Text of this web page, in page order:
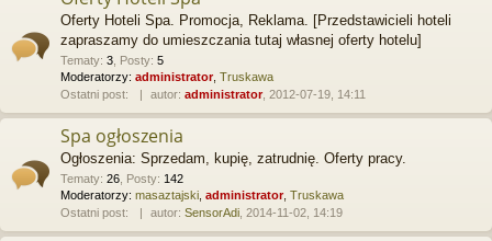
Oferty Hoteli Spa. Promocja, Reklama. [Przedstawicieli hoteli
zapraszamy do umieszczania tutaj własnej oferty hotelu]
Tematy: 3 Posty: 5
Moderatorzy: administrator, Truskawa
Ostatni post:
autor: administrator, 2012-07-19, 14:11
Spa ogłoszenia
Ogłoszenia: Sprzedam, kupię, zatrudnię. Oferty pracy.
Tematy: 26 Posty: 142
Moderatorzy: masaztajski administrator, Truskawa
Ostatni post:
autor: SensorAdi , 2014-11-02, 14:19